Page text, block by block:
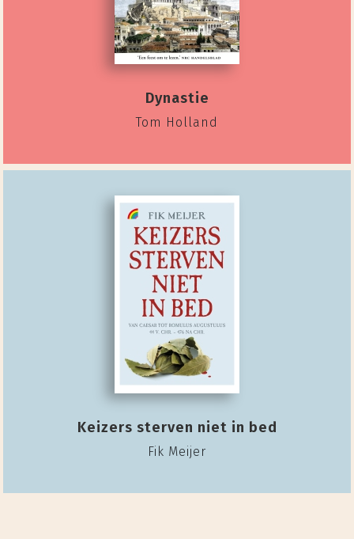
Dynastie
Tom Holland
Keizers sterven niet in bed
Fik Meijer